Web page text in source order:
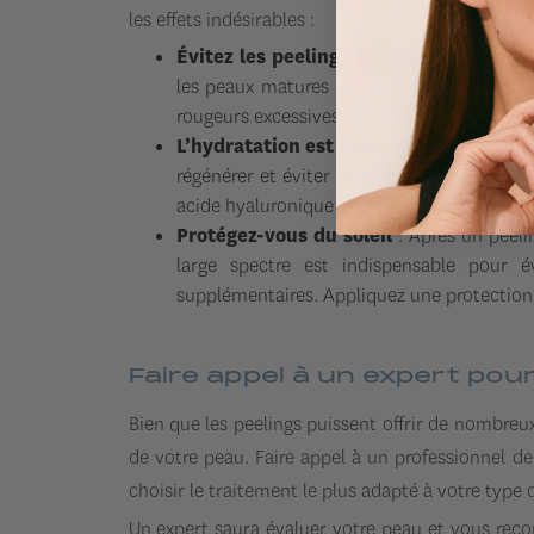
les effets indésirables :
Évitez les peelings agressifs
: Les
les peaux matures qui sont plus
rougeurs excessives. Privilégiez des
L’hydratation est essentielle : Après un
régénérer et éviter la déshydratation, qui
acide hyaluronique et en vitamines pour
Protégez-vous du soleil: Après un
large spectre est indispensable pour
supplémentaires. Appliquez une
Faire appel à un expert
Bien que les peelings puissent offrir de
de votre peau. Faire appel à un professionnel
choisir le traitement le plus adapté à votre type
Un expert saura évaluer votre peau et vous